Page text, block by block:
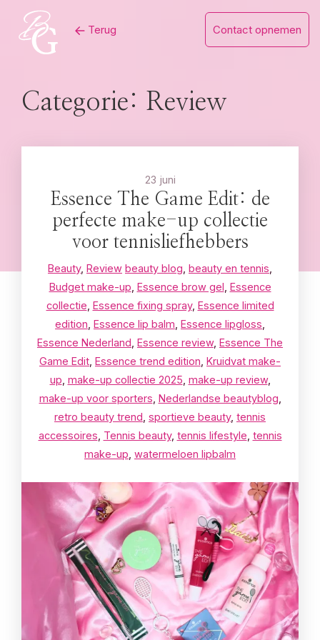
content
Terug Contact opnemen
Categorie: Review
23 juni
Essence The Game Edit: de
perfecte make-up collectie
voor tennisliefhebbers
Beauty, Review beauty blog beauty en tennis
Budget make-up Essence brow gel Essence
collectie Essence fixing spray, Essence limited
edition Essence lip balm Essence lipgloss
Essence Nederland Essence review, Essence The
Game Edit Essence trend edition Kruidvat make-
up make-up collectie 2025 make-up review,
make-up voor sporters Nederlandse beautyblog
retro beauty trend sportieve beauty, tennis
accessoires Tennis beauty, tennis lifestyle tennis
make-up watermeloen lipbalm